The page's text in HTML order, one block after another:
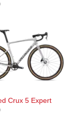
Crux 5 Expert